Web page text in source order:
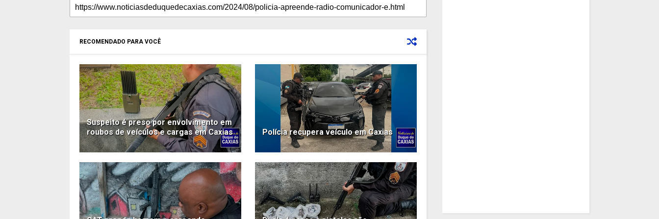
RECOMENDADO PARA VOCÊ
Suspeito é preso por envolvimento em
roubos de veículos e cargas em Caxias
Polícia recupera veículo em Caxias